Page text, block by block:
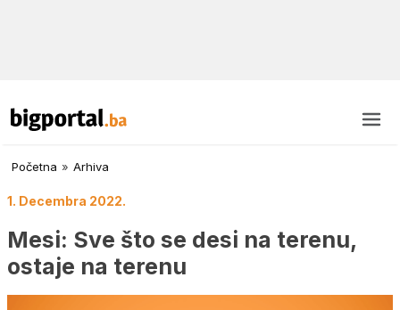
Početna » Arhiva
1. Decembra 2022.
Mesi: Sve što se desi na terenu,
ostaje na terenu